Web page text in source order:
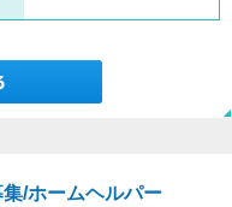
集/ホームヘルパー